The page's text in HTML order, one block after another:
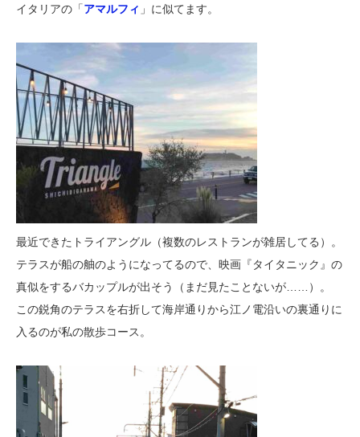
イタリアの「アマルフィ 」に似てます。
最近できたトライアングル（複数のレストランが雑居してる）。
テラスが船の舳のようになってるので、映画『タイタニック』の
真似をするバカップルが出そう（まだ見たことないが……）。
この鋭角のテラスを右折して海岸通りから江ノ電沿いの裏通りに
入るのが私の散歩コース。